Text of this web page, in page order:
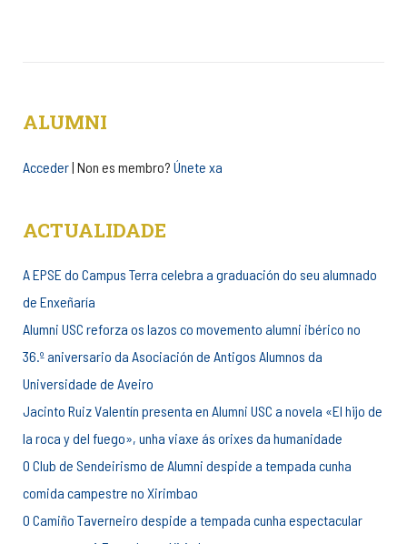
ALUMNI
Acceder| Non es membro? Únete xa
ACTUALIDADE
A EPSE do Campus Terra celebra a graduación do seu alumnado
de Enxeñaría
Alumni USC reforza os lazos co movemento alumni ibérico no
36.º aniversario da Asociación de Antigos Alumnos da
Universidade de Aveiro
Jacinto Ruiz Valentín presenta en Alumni USC a novela «El hijo de
la roca y del fuego», unha viaxe ás orixes da humanidade
O Club de Sendeirismo de Alumni despide a tempada cunha
comida campestre no Xirimbao
O Camiño Taverneiro despide a tempada cunha espectacular